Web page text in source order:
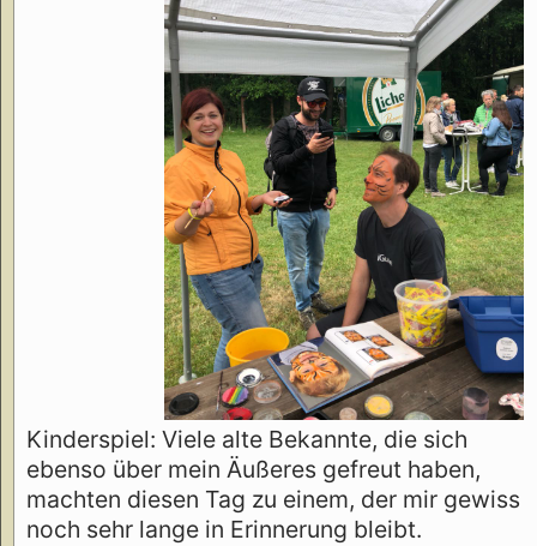
Kinderspiel: Viele alte Bekannte, die sich
ebenso über mein Äußeres gefreut haben,
machten diesen Tag zu einem, der mir gewiss
noch sehr lange in Erinnerung bleibt.